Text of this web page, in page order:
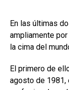
En las últimas
ampliamente
la cima del
El primero de
agosto de 1981,